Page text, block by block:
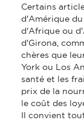
Certains
d'Amérique du
d'Afrique ou
d'Girona,
chères que
York ou Los
santé et les
prix de la
le coût des
Il convient